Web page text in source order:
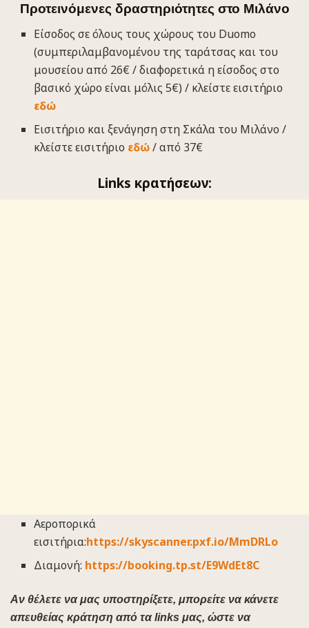
Προτεινόμενες δραστηριότητες στο Μιλάνο
Είσοδος σε όλους τους χώρους του Duomo
(συμπεριλαμβανομένου της ταράτσας και του
μουσείου από 26€ / διαφορετικά η είσοδος στο
βασικό χώρο είναι μόλις 5€) / κλείστε εισιτήριο
εδώ
Εισιτήριο και ξενάγηση στη Σκάλα του Μιλάνο /
κλείστε εισιτήριο εδώ/ από 37€
Links κρατήσεων:
Αεροπορικά
εισιτήρια:https://skyscanner.pxf.io/MmDRLo
Διαμονή: https://booking.tp.st/E9WdEt8C
Αν θέλετε να μας υποστηρίξετε, μπορείτε να κάνετε
απευθείας κράτηση από τα links μας, ώστε να